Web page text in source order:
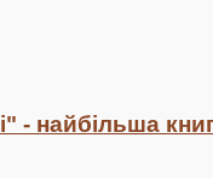
найбільша